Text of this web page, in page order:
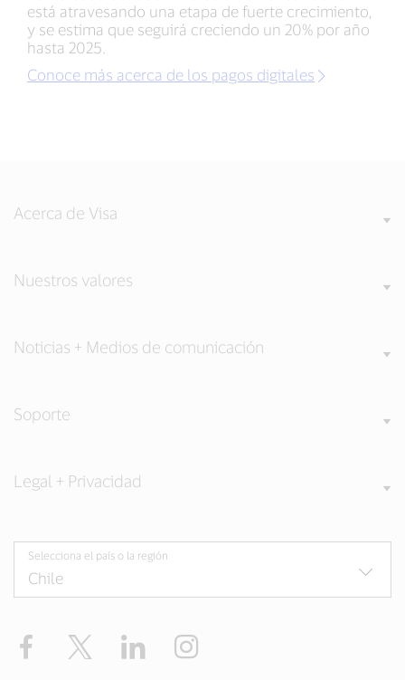
está atravesando una etapa de fuerte crecimiento,
y se estima que seguirá creciendo un 20% por año
hasta 2025.
Conoce más acerca de los pagos digitales
Acerca de Visa
Nuestros valores
Noticias + Medios de comunicación
Soporte
Legal + Privacidad
Selecciona el país o la región
Facebook Twitter LinkedIn